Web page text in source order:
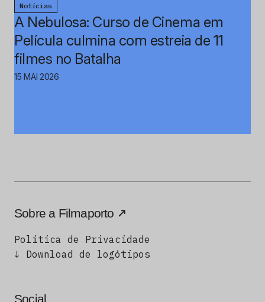
Notícias
A Nebulosa: Curso de Cinema em
Película culmina com estreia de 11
filmes no Batalha
15 MAI 2026
Sobre a Filmaporto
Política de Privacidade
↓ Download de logótipos
Social